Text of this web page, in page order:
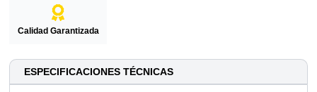
Calidad Garantizada
ESPECIFICACIONES TÉCNICAS